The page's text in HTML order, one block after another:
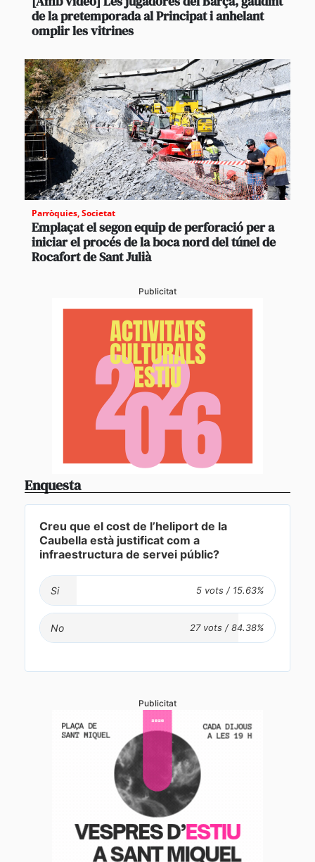
de la pretemporada al Principat i anhelant
omplir les vitrines
Parròquies,Societat
Emplaçat el segon equip de perforació per a
iniciar el procés de la boca nord del túnel de
Rocafort de Sant Julià
Publicitat
Enquesta
Creu que el cost de l’heliport de la
Caubella està justificat com a
infraestructura de servei públic?
Si
No
Publicitat